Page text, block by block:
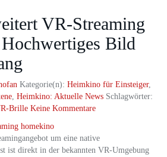
VR‑Streaming
Bild
Kategorie(n): Heimkino für Einsteiger,
, Heimkino: Aktuelle News Schlagwörter:
Brille Keine Kommentare
um eine native
ist direkt in der bekannten VR‑Umgebung